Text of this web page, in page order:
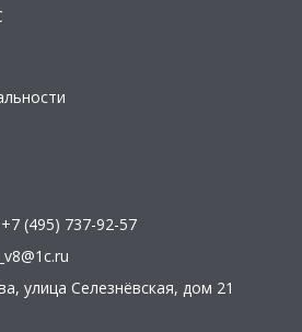
+7 (495) 737-92-57
, улица Селезнёвская, дом 21